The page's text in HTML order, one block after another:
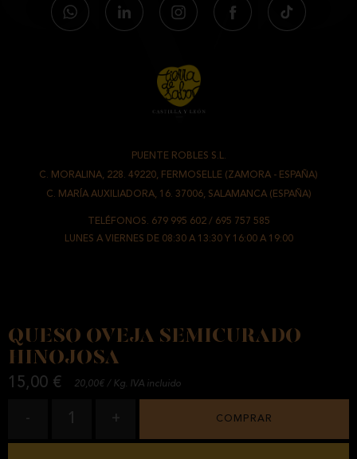
QUESO OVEJA SEMICURADO
HINOJOSA
15,00 € 20,00€ / Kg. IVA incluido
1
- + COMPRAR
PUENTE ROBLES S.L.
C. MORALINA, 228. 49220, FERMOSELLE (ZAMORA - ESPAÑA)
C. MARÍA AUXILIADORA, 16. 37006, SALAMANCA (ESPAÑA)
TELÉFONOS. 679 995 602/ 695 757 585
LUNES A VIERNES DE 08:30 A 13:30 Y 16:00 A 19:00